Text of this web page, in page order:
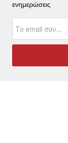
ενημερώσεις